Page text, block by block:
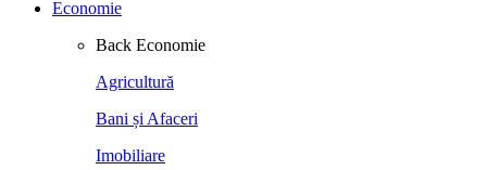
Economie
Back Economie
Agricultură
Bani și Afaceri
Imobiliare